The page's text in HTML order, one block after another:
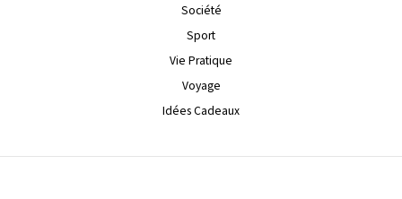
Société
Sport
Vie Pratique
Voyage
Idées Cadeaux